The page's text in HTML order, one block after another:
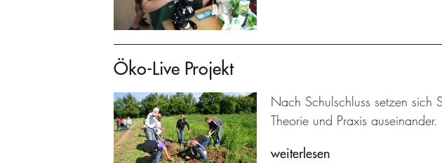
Öko-Live Projekt
Nach Schulschluss setzen sich
Theorie und Praxis auseinander.
weiterlesen